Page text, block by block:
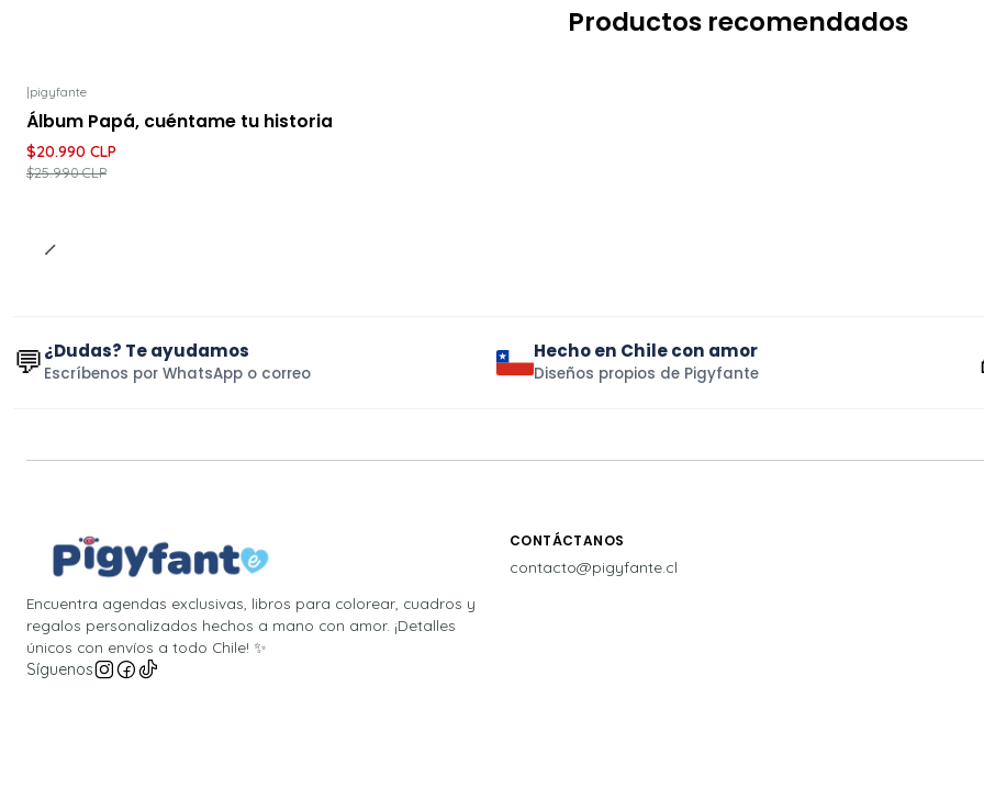
Productos recomendados
DESCUENTO
|pigyfante
Álbum Papá, cuéntame tu historia
$20.990 CLP
$25.990 CLP
💬¿Dudas? Te ayudamos
Escríbenos por WhatsApp o correo
Hecho en Chile con amor
Diseños propios de Pigyfante
Encuentra agendas exclusivas, libros para colorear, cuadros y
regalos personalizados hechos a mano con amor. ¡Detalles
únicos con envíos a todo Chile! ✨
Síguenos
CONTÁCTANOS
contacto@pigyfante.cl